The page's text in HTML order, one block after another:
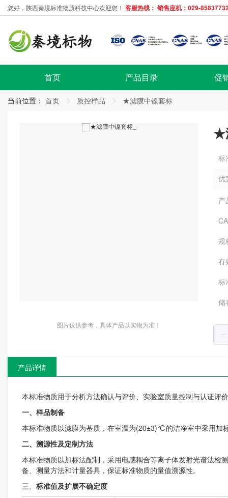
您好，陕西秦境标准物质科技中心欢迎您！ 客服热线： 销售座机：029-
首页 产品目录 促
当前位置： 首页 质控样品 ★滤膜中镍套标
图片仅供参考，具体产品以实物为准！
★
标
优
产
规
有
标
储
产品详情
本标准物质用于分析方法确认与评价、实验室质量控制与认证评
一、 样品制备
本标准物质以滤膜为基质，在室温为(20±3)℃的洁净室中采用加
二、 溯源性及定制方法
本标准物质以加标法配制，采用电感耦合等离子体发射光谱法检
备、测量方法和计量器具，保证标准物质的量值溯源性。
三、 标准值及扩展不确定度